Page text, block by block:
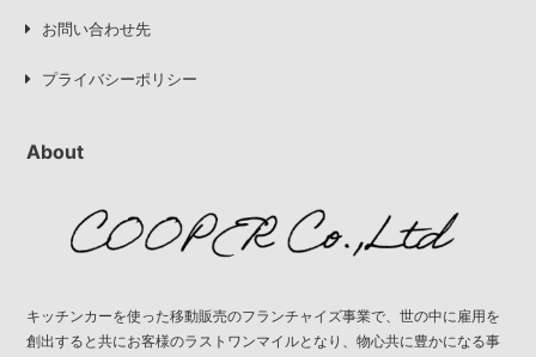
お問い合わせ先
プライバシーポリシー
About
キッチンカーを使った移動販売のフランチャイズ事業で、世の中に雇用を
創出すると共にお客様のラストワンマイルとなり、物心共に豊かになる事